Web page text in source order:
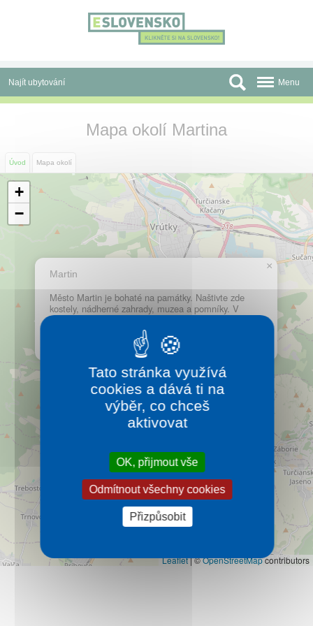
Najít ubytování
Autobusové zájezdy
Skupiny a konference
Atrakce
Menu
Mapa okolí Martina
Úvod Mapa okolí
Martin
Město Martin je bohaté na památky. Naštivte zde
kostely, nádherné zahrady, muzea a pomníky. V
blízkosti se nachází Malé Fatry, kde jsou velmi dobré
×
+
−
Leaflet|©OpenStreetMapcontributors
Tato stránka využívá
cookies a dává ti na
výběr, co chceš
aktivovat
OK, přijmout vše
Odmítnout všechny cookies
Přizpůsobit